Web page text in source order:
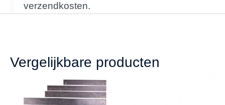
verzendkosten.
Vergelijkbare producten